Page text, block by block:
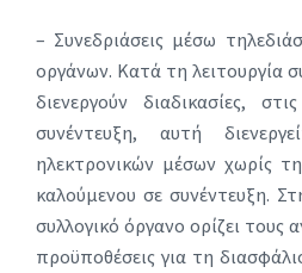
– Συνεδριάσεις μέσω
οργάνων. Κατά τη λειτουργία
διενεργούν διαδικασίες,
συνέντευξη, αυτή
ηλεκτρονικών μέσων χωρίς
καλούμενου σε συνέντευξη.
συλλογικό όργανο ορίζει τους
προϋποθέσεις για τη